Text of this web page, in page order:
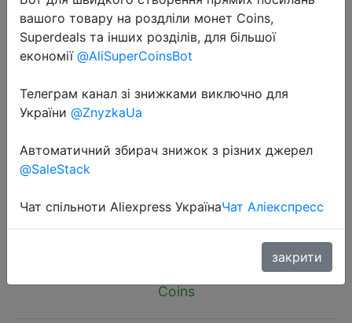
TZT Type-C USB Input High Current
3A Polymer Ternary Lithium Battery
Quick Fast Charging Board IP2312
CC/CV Mode 5V To 4.2V
$0.15
Coins
вашого товару на роздліли монет Coins,
Superdeals та інших розділів, для більшої
економії @AliSuperCoinsBot
Телеграм канал зі знижками виключно для
України @ZnyzkaUa
Автоматичний збирач знижок з різних джерел
@SaleStack
Чат спільноти Aliexpress УкраїнаЧат Аліекспресс
закрити